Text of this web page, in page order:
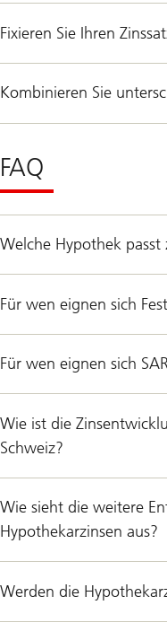
Fixieren Sie Ihren
Kombinieren Sie
FAQ
Welche Hypothek
Für wen eignen sich
Für wen eignen sich
Wie ist die
Schweiz?
Wie sieht die weitere
Hypothekarzinsen aus?
Werden die